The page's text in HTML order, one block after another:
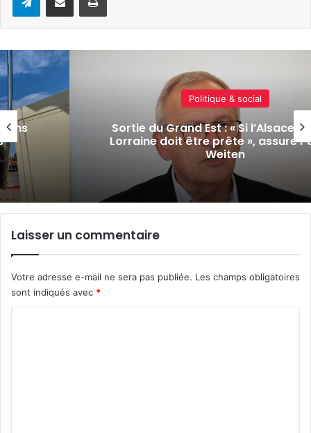
Politique & social
Sortie du Grand Est : « Si l’Alsace
Lorraine doit être prête », assure
Weiten
Laisser un commentaire
Votre adresse e-mail ne sera pas publiée. Les champs obligatoires
sont indiqués avec *